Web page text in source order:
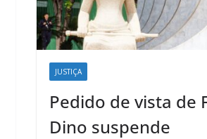
JUSTIÇA
Pedido de vista de
Dino suspende